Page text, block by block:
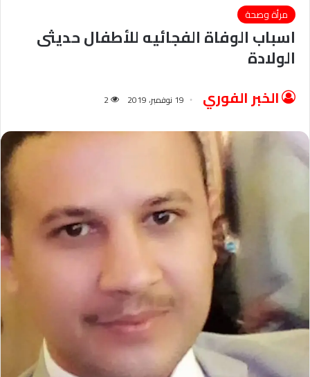
مرأة وصحة
اسباب الوفاة الفجائيه للأطفال حديثى
الولادة
الخبر الفوري 19 نوفمبر، 2019 2